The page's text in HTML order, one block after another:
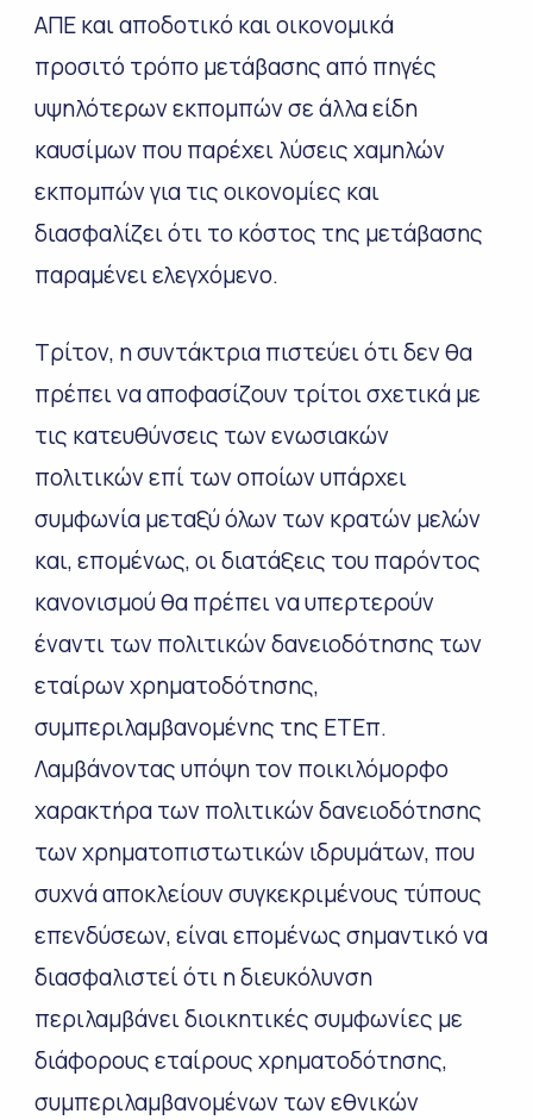
ΑΠΕ και αποδοτικό και οικονομικά
προσιτό τρόπο μετάβασης από πηγές
υψηλότερων εκπομπών σε άλλα είδη
καυσίμων που παρέχει λύσεις χαμηλών
εκπομπών για τις οικονομίες και
διασφαλίζει ότι το κόστος της μετάβασης
παραμένει ελεγχόμενο.
Τρίτον, η συντάκτρια πιστεύει ότι δεν θα
πρέπει να αποφασίζουν τρίτοι σχετικά με
τις κατευθύνσεις των ενωσιακών
πολιτικών επί των οποίων υπάρχει
συμφωνία μεταξύ όλων των κρατών μελών
και, επομένως, οι διατάξεις του παρόντος
κανονισμού θα πρέπει να υπερτερούν
έναντι των πολιτικών δανειοδότησης των
εταίρων χρηματοδότησης,
συμπεριλαμβανομένης της ΕΤΕπ.
Λαμβάνοντας υπόψη τον ποικιλόμορφο
χαρακτήρα των πολιτικών δανειοδότησης
των χρηματοπιστωτικών ιδρυμάτων, που
συχνά αποκλείουν συγκεκριμένους τύπους
επενδύσεων, είναι επομένως σημαντικό να
διασφαλιστεί ότι η διευκόλυνση
περιλαμβάνει διοικητικές συμφωνίες με
διάφορους εταίρους χρηματοδότησης,
συμπεριλαμβανομένων των εθνικών